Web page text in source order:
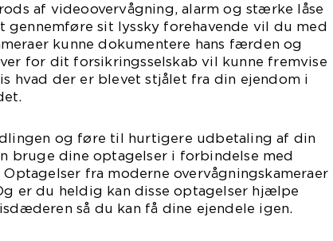
af videoovervågning, alarm og stærke låse
sit lyssky forehavende vil du med
kunne dokumentere hans færden og
for dit forsikringsselskab vil kunne fremvise
hvad der er blevet stjålet fra din ejendom i
og føre til hurtigere udbetaling af din
bruge dine optagelser i forbindelse med
fra moderne overvågningskameraer
er du heldig kan disse optagelser hjælpe
så du kan få dine ejendele igen.